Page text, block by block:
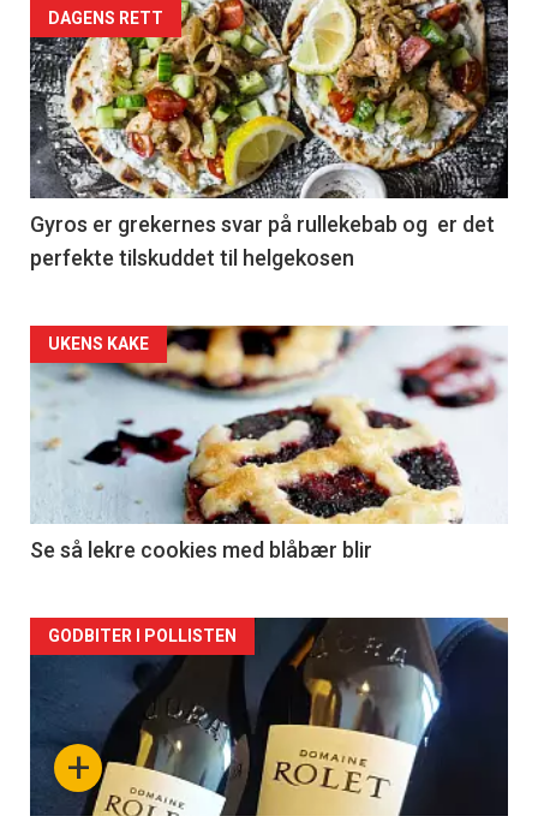
DAGENS RETT
Gyros er grekernes svar på rullekebab og er det
perfekte tilskuddet til helgekosen
Forsiden
akkurat
nå
2
UKENS KAKE
Se så lekre cookies med blåbær blir
Forsiden
akkurat
nå+
GODBITER I POLLISTEN